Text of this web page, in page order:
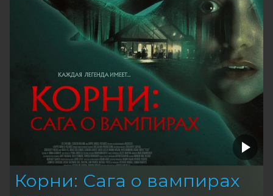
Корни: Сага о вампирах